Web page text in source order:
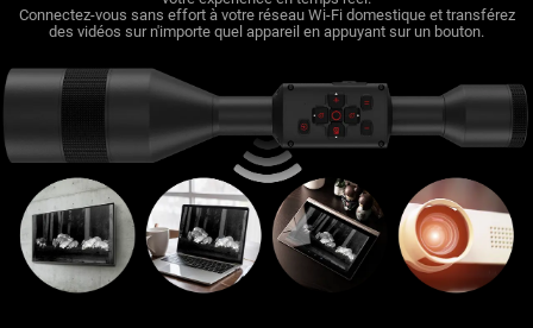
Connectez-vous sans effort à votre réseau Wi-Fi domestique et transférez
des vidéos sur n'importe quel appareil en appuyant sur un bouton.